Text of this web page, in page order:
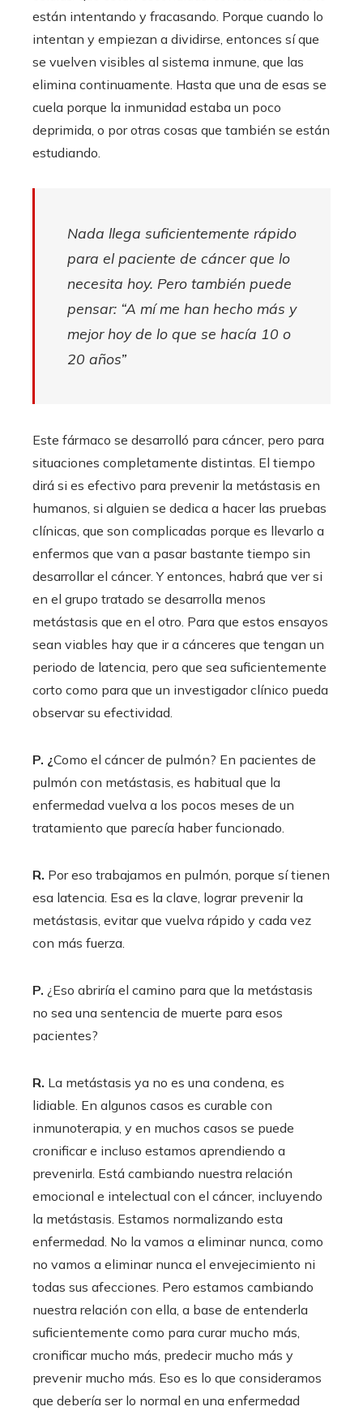
están intentando y fracasando. Porque cuando lo
intentan y empiezan a dividirse, entonces sí que
se vuelven visibles al sistema inmune, que las
elimina continuamente. Hasta que una de esas se
cuela porque la inmunidad estaba un poco
deprimida, o por otras cosas que también se están
estudiando.
Nada llega suficientemente rápido
para el paciente de cáncer que lo
necesita hoy. Pero también puede
pensar: “A mí me han hecho más y
mejor hoy de lo que se hacía 10 o
20 años”
Este fármaco se desarrolló para cáncer, pero para
situaciones completamente distintas. El tiempo
dirá si es efectivo para prevenir la metástasis en
humanos, si alguien se dedica a hacer las pruebas
clínicas, que son complicadas porque es llevarlo a
enfermos que van a pasar bastante tiempo sin
desarrollar el cáncer. Y entonces, habrá que ver si
en el grupo tratado se desarrolla menos
metástasis que en el otro. Para que estos ensayos
sean viables hay que ir a cánceres que tengan un
periodo de latencia, pero que sea suficientemente
corto como para que un investigador clínico pueda
observar su efectividad.
P. ¿Como el cáncer de pulmón? En pacientes de
pulmón con metástasis, es habitual que la
enfermedad vuelva a los pocos meses de un
tratamiento que parecía haber funcionado.
R. Por eso trabajamos en pulmón, porque sí tienen
esa latencia. Esa es la clave, lograr prevenir la
metástasis, evitar que vuelva rápido y cada vez
con más fuerza.
P. ¿Eso abriría el camino para que la metástasis
no sea una sentencia de muerte para esos
pacientes?
R. La metástasis ya no es una condena, es
lidiable. En algunos casos es curable con
inmunoterapia, y en muchos casos se puede
cronificar e incluso estamos aprendiendo a
prevenirla. Está cambiando nuestra relación
emocional e intelectual con el cáncer, incluyendo
la metástasis. Estamos normalizando esta
enfermedad. No la vamos a eliminar nunca, como
no vamos a eliminar nunca el envejecimiento ni
todas sus afecciones. Pero estamos cambiando
nuestra relación con ella, a base de entenderla
suficientemente como para curar mucho más,
cronificar mucho más, predecir mucho más y
prevenir mucho más. Eso es lo que consideramos
que debería ser lo normal en una enfermedad